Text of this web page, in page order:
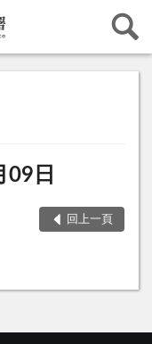
09日
回上一頁